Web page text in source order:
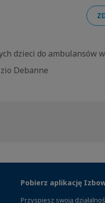
dzieci do ambulansów
Debanne
Pobierz aplikację
Przyspiesz swoją